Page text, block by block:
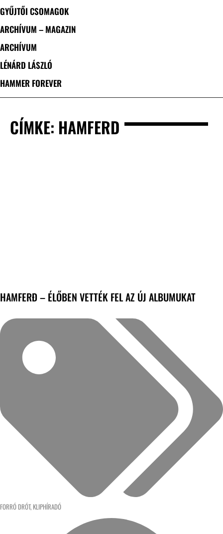
GYŰJTŐI CSOMAGOK
ARCHÍVUM – MAGAZIN
ARCHÍVUM
LÉNÁRD LÁSZLÓ
HAMMER FOREVER
CÍMKE: HAMFERD
HAMFERÐ – ÉLŐBEN VETTÉK FEL AZ ÚJ ALBUMUKAT
FORRÓ DRÓT, KLIPHÍRADÓ